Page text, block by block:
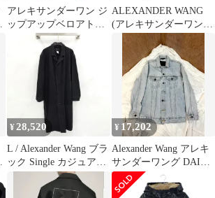
アレキサンダーワン ジ
ップアップベロアトラ
ックブルゾン メンズ S
ALEXANDER WANG
(アレキサンダーワン)
LOCHARRON WOOL
SHIRT ロキャロン ウー
ル ボタンダウン フーデ
ッド シャツ ジャケット
マルチ
¥28,520
L / Alexander Wang ブラ
ック Single カジュアル
デニム コート
¥ 17,202
Alexander Wang アレキ
サンダーワング DAIZ
MEN オーバサイズ ト
ラッカー ジャケット